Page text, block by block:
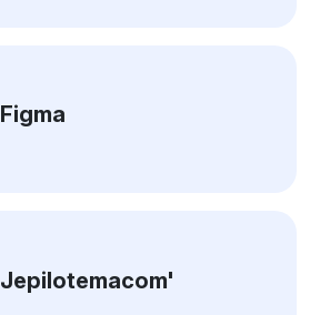
Figma
Jepilotemacom'